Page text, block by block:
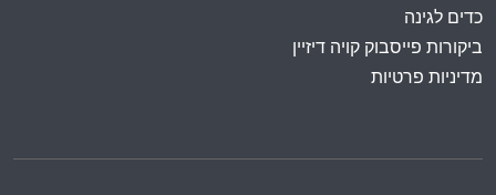
כדים לגינה
ביקורות פייסבוק קויה דיזיין
מדיניות פרטיות